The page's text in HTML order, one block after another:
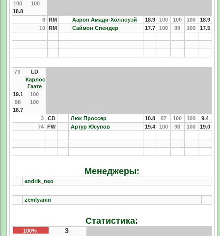
100
100
18.8
6
RM Аарон Амади-Холлоуэй 18.9 100 100 100
18.9
10
RM Саймон Спендер 17.7 100 99 100 17.5
73
LD
Карлос
Гаэте
19.1
100
98
100
18.7
3
CD Люк Проссер 10.8 87 100 100
9.4
74
FW Артур Юсупов 19.4 100 98 100 19.0
Менеджеры:
andrik_neo
zemlyanin
Статистика:
100% 3